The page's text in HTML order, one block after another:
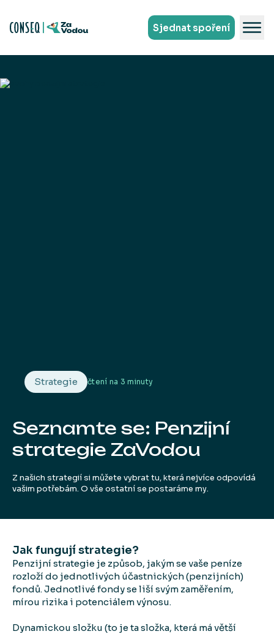
Sjednat spoření
Strategie čtení na 3 minuty
Seznamte se: Penzijní
strategie ZaVodou
Z našich strategií si můžete vybrat tu, která nejvíce odpovídá
vašim potřebám. O vše ostatní se postaráme my.
Jak fungují strategie?
Penzijní strategie je způsob, jakým se vaše peníze
rozloží do jednotlivých účastnických (penzijních)
fondů. Jednotlivé fondy se liší svým zaměřením,
mírou rizika i potenciálem výnosu.
Dynamickou složku (to je ta složka, která má větší